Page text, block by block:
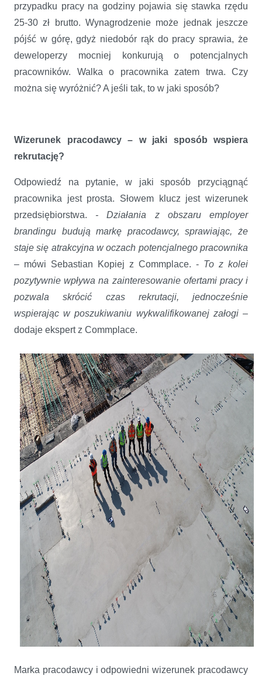
przypadku pracy na godziny pojawia się stawka rzędu
25-30 zł brutto. Wynagrodzenie może jednak jeszcze
pójść w górę, gdyż niedobór rąk do pracy sprawia, że
deweloperzy mocniej konkurują o potencjalnych
pracowników. Walka o pracownika zatem trwa. Czy
można się wyróżnić? A jeśli tak, to w jaki sposób?
Wizerunek pracodawcy – w jaki sposób wspiera
rekrutację?
Odpowiedź na pytanie, w jaki sposób przyciągnąć
pracownika jest prosta. Słowem klucz jest wizerunek
przedsiębiorstwa. - Działania z obszaru employer
brandingu budują markę pracodawcy, sprawiając, że
staje się atrakcyjna w oczach potencjalnego pracownika
– mówi Sebastian Kopiej z Commplace. - To z kolei
pozytywnie wpływa na zainteresowanie ofertami pracy i
pozwala skrócić czas rekrutacji, jednocześnie
wspierając w poszukiwaniu wykwalifikowanej załogi–
dodaje ekspert z Commplace.
Marka pracodawcy i odpowiedni wizerunek pracodawcy